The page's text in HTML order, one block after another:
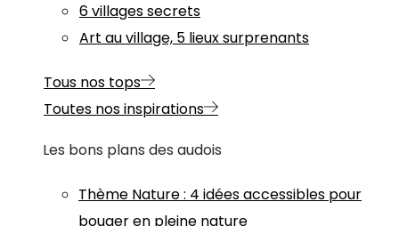
6 villages secrets
Art au village, 5 lieux surprenants
Tous nos tops
Toutes nos inspirations
Les bons plans des audois
Thème Nature: 4 idées accessibles pour
bouger en pleine nature